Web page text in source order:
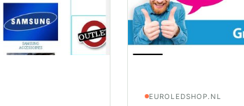
EUROLEDSHOP.NL